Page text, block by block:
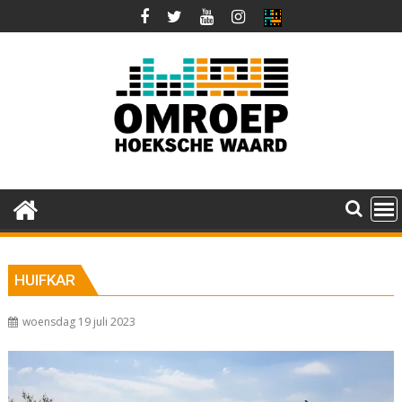
naar
HUIFKAR
woensdag 19 juli 2023